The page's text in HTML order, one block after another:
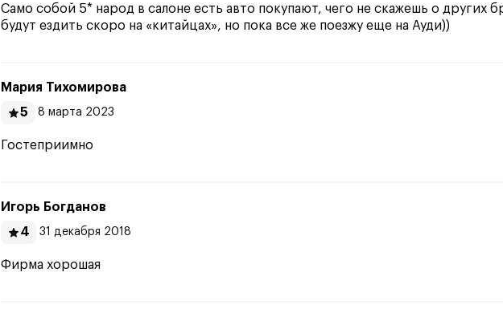
Само собой 5* народ в салоне есть авто покупают, чего не скажешь о других
будут ездить скоро на «китайцах», но пока все же поезжу еще на Ауди))
Мария Тихомирова
5
8 марта 2023
Гостеприимно
Игорь Богданов
4
31 декабря 2018
Фирма хорошая